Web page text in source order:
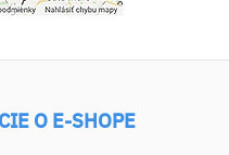
O E-SHOPE